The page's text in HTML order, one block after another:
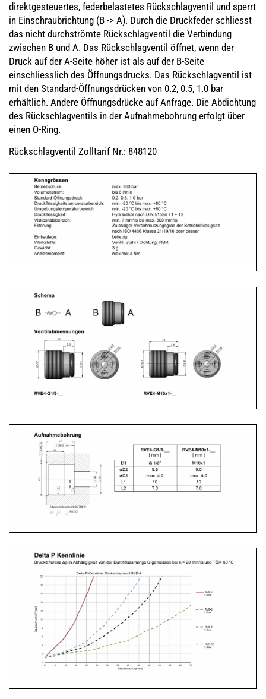
direktgesteuertes, federbelastetes Rückschlagventil und sperrt
in Einschraubrichtung (B -> A). Durch die Druckfeder schliesst
das nicht durchströmte Rückschlagventil die Verbindung
zwischen B und A. Das Rückschlagventil öffnet, wenn der
Druck auf der A-Seite höher ist als auf der B-Seite
einschliesslich des Öffnungsdrucks. Das Rückschlagventil ist
mit den Standard-Öffnungsdrücken von 0.2, 0.5, 1.0 bar
erhältlich. Andere Öffnungsdrücke auf Anfrage. Die Abdichtung
des Rückschlagventils in der Aufnahmebohrung erfolgt über
einen O-Ring.
Rückschlagventil Zolltarif Nr.: 848120